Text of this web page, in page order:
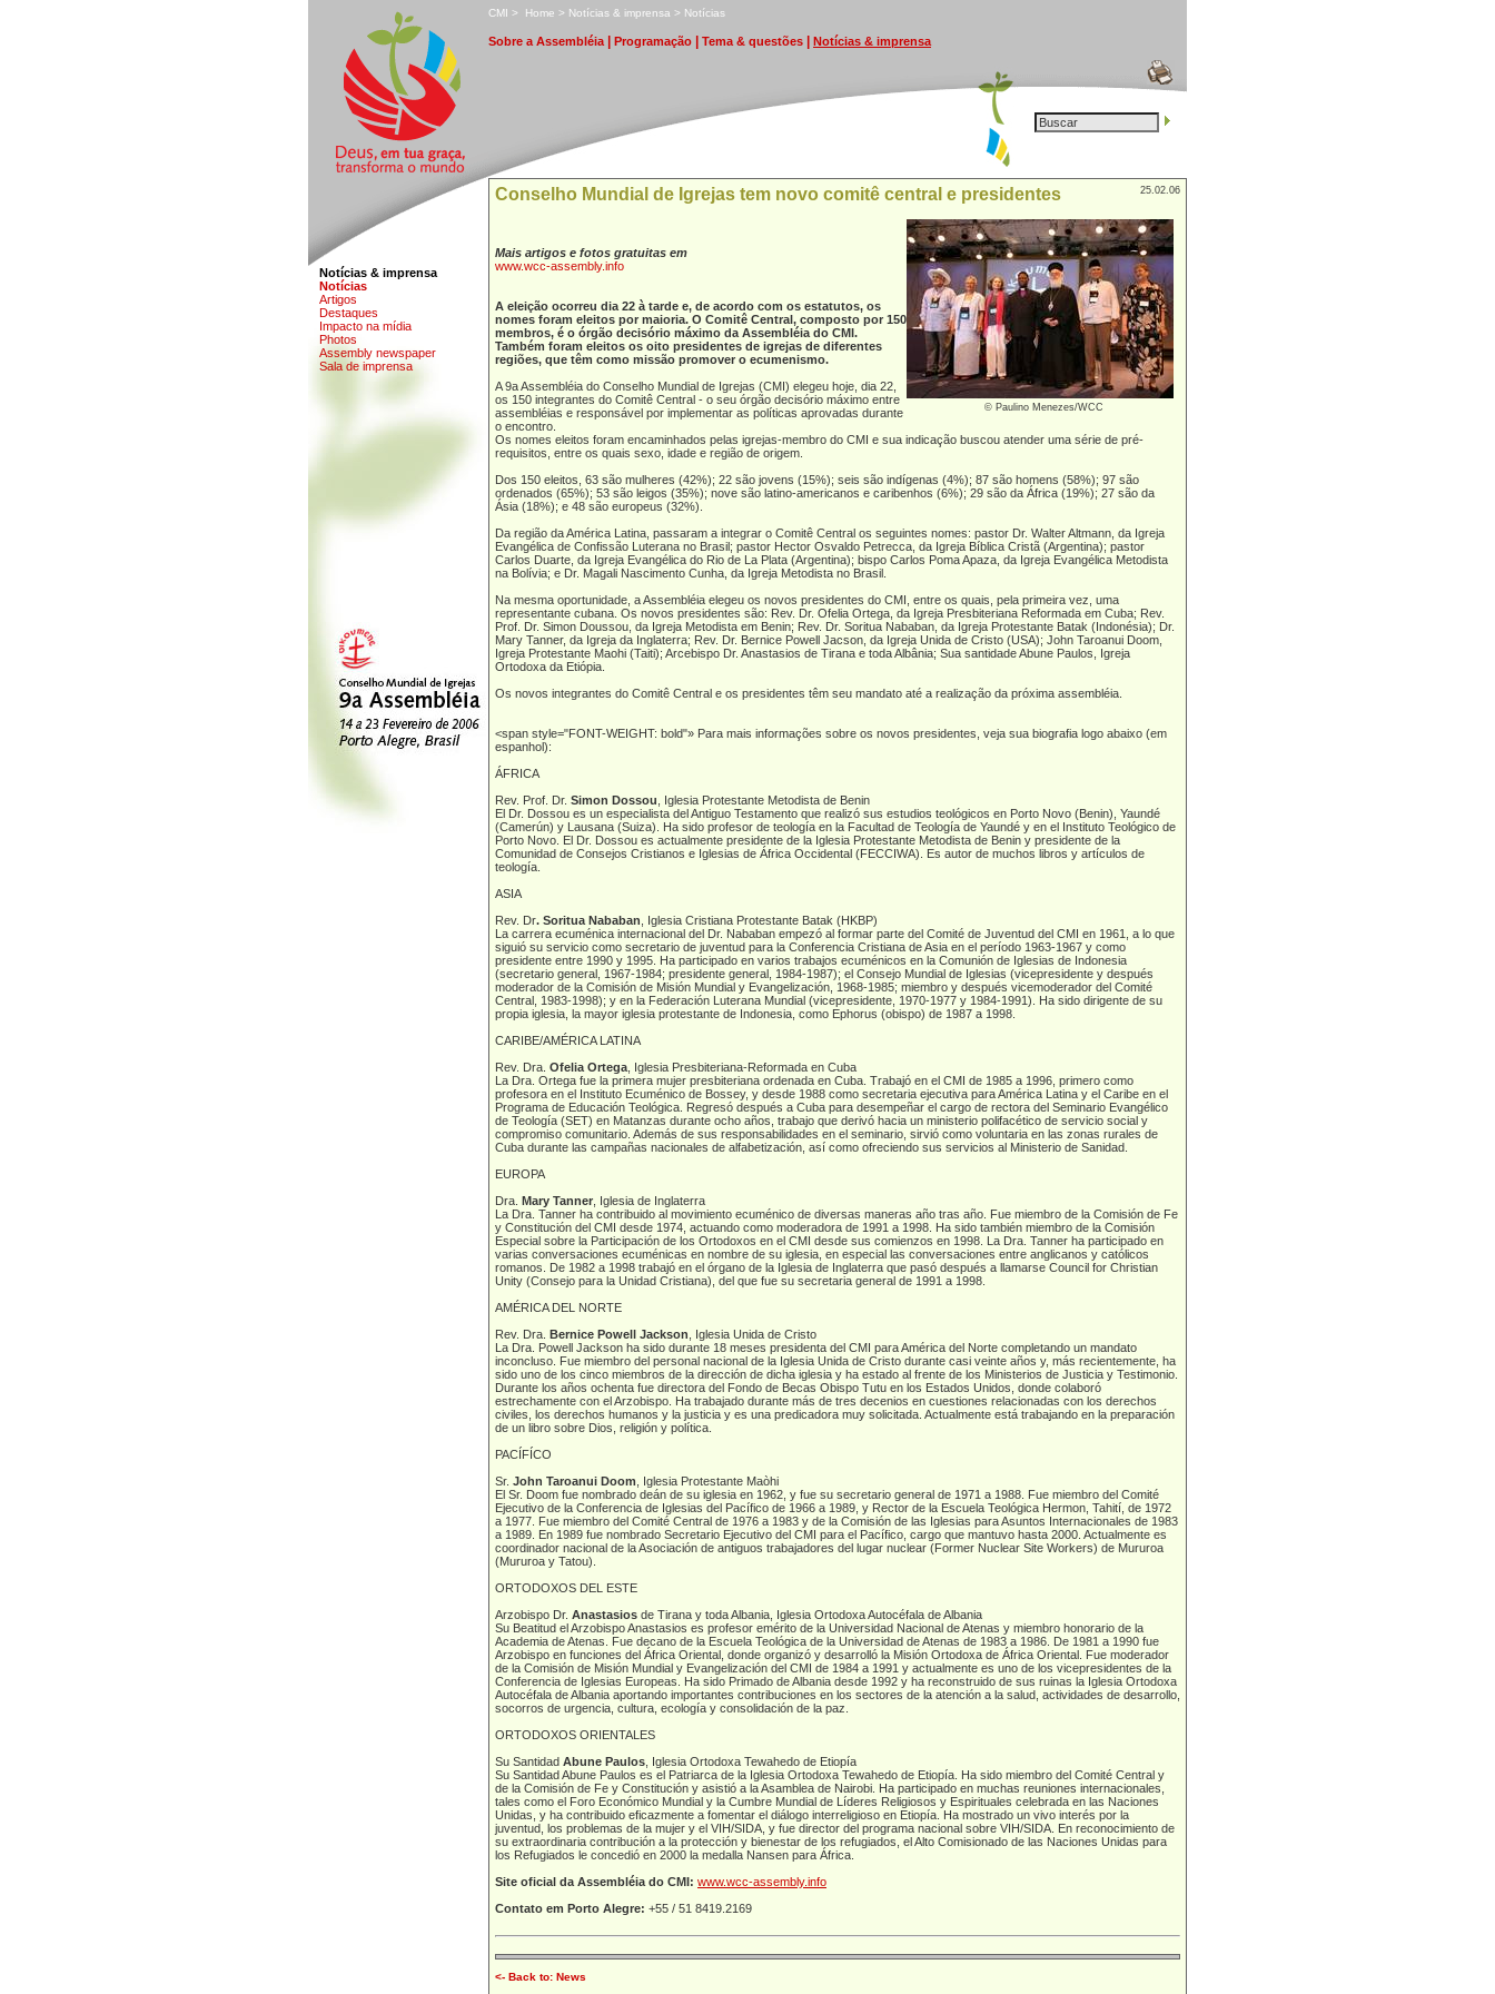
CMI > Home > Notícias & imprensa > Notícias
Sobre a Assembléia| Programação Tema & questões Notícias & imprensa
Notícias & imprensa
Notícias
Artigos
Destaques
Impacto na mídia
Photos
Assembly newspaper
Sala de imprensa
25.02.06
Conselho Mundial de Igrejas tem novo comitê central e presidentes
© Paulino Menezes/WCC
Mais artigos e fotos gratuitas em
www.wcc-assembly.info
A eleição ocorreu dia 22 à tarde e, de acordo com os estatutos, os
nomes foram eleitos por maioria. O Comitê Central, composto por 150
membros, é o órgão decisório máximo da Assembléia do CMI.
Também foram eleitos os oito presidentes de igrejas de diferentes
regiões, que têm como missão promover o ecumenismo.
A 9a Assembléia do Conselho Mundial de Igrejas (CMI) elegeu hoje, dia 22,
os 150 integrantes do Comitê Central - o seu órgão decisório máximo entre
assembléias e responsável por implementar as políticas aprovadas durante
o encontro.
Os nomes eleitos foram encaminhados pelas igrejas-membro do CMI e sua indicação buscou atender uma série de pré-
requisitos, entre os quais sexo, idade e região de origem.
Dos 150 eleitos, 63 são mulheres (42%); 22 são jovens (15%); seis são indígenas (4%); 87 são homens (58%); 97 são
ordenados (65%); 53 são leigos (35%); nove são latino-americanos e caribenhos (6%); 29 são da África (19%); 27 são da
Ásia (18%); e 48 são europeus (32%).
Da região da América Latina, passaram a integrar o Comitê Central os seguintes nomes: pastor Dr. Walter Altmann, da Igreja
Evangélica de Confissão Luterana no Brasil; pastor Hector Osvaldo Petrecca, da Igreja Bíblica Cristã (Argentina); pastor
Carlos Duarte, da Igreja Evangélica do Rio de La Plata (Argentina); bispo Carlos Poma Apaza, da Igreja Evangélica Metodista
na Bolívia; e Dr. Magali Nascimento Cunha, da Igreja Metodista no Brasil.
Na mesma oportunidade, a Assembléia elegeu os novos presidentes do CMI, entre os quais, pela primeira vez, uma
representante cubana. Os novos presidentes são: Rev. Dr. Ofelia Ortega, da Igreja Presbiteriana Reformada em Cuba; Rev.
Prof. Dr. Simon Doussou, da Igreja Metodista em Benin; Rev. Dr. Soritua Nababan, da Igreja Protestante Batak (Indonésia); Dr.
Mary Tanner, da Igreja da Inglaterra; Rev. Dr. Bernice Powell Jacson, da Igreja Unida de Cristo (USA); John Taroanui Doom,
Igreja Protestante Maohi (Taiti); Arcebispo Dr. Anastasios de Tirana e toda Albânia; Sua santidade Abune Paulos, Igreja
Ortodoxa da Etiópia.
Os novos integrantes do Comitê Central e os presidentes têm seu mandato até a realização da próxima assembléia.
<span style="FONT-WEIGHT: bold"» Para mais informações sobre os novos presidentes, veja sua biografia logo abaixo (em
espanhol):
ÁFRICA
Rev. Prof. Dr. Simon Dossou , Iglesia Protestante Metodista de Benin
El Dr. Dossou es un especialista del Antiguo Testamento que realizó sus estudios teológicos en Porto Novo (Benin), Yaundé
(Camerún) y Lausana (Suiza). Ha sido profesor de teología en la Facultad de Teología de Yaundé y en el Instituto Teológico de
Porto Novo. El Dr. Dossou es actualmente presidente de la Iglesia Protestante Metodista de Benin y presidente de la
Comunidad de Consejos Cristianos e Iglesias de África Occidental (FECCIWA). Es autor de muchos libros y artículos de
teología.
ASIA
Rev. Dr. Soritua Nababan , Iglesia Cristiana Protestante Batak (HKBP)
La carrera ecuménica internacional del Dr. Nababan empezó al formar parte del Comité de Juventud del CMI en 1961, a lo que
siguió su servicio como secretario de juventud para la Conferencia Cristiana de Asia en el período 1963-1967 y como
presidente entre 1990 y 1995. Ha participado en varios trabajos ecuménicos en la Comunión de Iglesias de Indonesia
(secretario general, 1967-1984; presidente general, 1984-1987); el Consejo Mundial de Iglesias (vicepresidente y después
moderador de la Comisión de Misión Mundial y Evangelización, 1968-1985; miembro y después vicemoderador del Comité
Central, 1983-1998); y en la Federación Luterana Mundial (vicepresidente, 1970-1977 y 1984-1991). Ha sido dirigente de su
propia iglesia, la mayor iglesia protestante de Indonesia, como Ephorus (obispo) de 1987 a 1998.
CARIBE/AMÉRICA LATINA
Rev. Dra. Ofelia Ortega , Iglesia Presbiteriana-Reformada en Cuba
La Dra. Ortega fue la primera mujer presbiteriana ordenada en Cuba. Trabajó en el CMI de 1985 a 1996, primero como
profesora en el Instituto Ecuménico de Bossey, y desde 1988 como secretaria ejecutiva para América Latina y el Caribe en el
Programa de Educación Teológica. Regresó después a Cuba para desempeñar el cargo de rectora del Seminario Evangélico
de Teología (SET) en Matanzas durante ocho años, trabajo que derivó hacia un ministerio polifacético de servicio social y
compromiso comunitario. Además de sus responsabilidades en el seminario, sirvió como voluntaria en las zonas rurales de
Cuba durante las campañas nacionales de alfabetización, así como ofreciendo sus servicios al Ministerio de Sanidad.
EUROPA
Dra. Mary Tanner , Iglesia de Inglaterra
La Dra. Tanner ha contribuido al movimiento ecuménico de diversas maneras año tras año. Fue miembro de la Comisión de Fe
y Constitución del CMI desde 1974, actuando como moderadora de 1991 a 1998. Ha sido también miembro de la Comisión
Especial sobre la Participación de los Ortodoxos en el CMI desde sus comienzos en 1998. La Dra. Tanner ha participado en
varias conversaciones ecuménicas en nombre de su iglesia, en especial las conversaciones entre anglicanos y católicos
romanos. De 1982 a 1998 trabajó en el órgano de la Iglesia de Inglaterra que pasó después a llamarse Council for Christian
Unity (Consejo para la Unidad Cristiana), del que fue su secretaria general de 1991 a 1998.
AMÉRICA DEL NORTE
Rev. Dra. Bernice Powell Jackson , Iglesia Unida de Cristo
La Dra. Powell Jackson ha sido durante 18 meses presidenta del CMI para América del Norte completando un mandato
inconcluso. Fue miembro del personal nacional de la Iglesia Unida de Cristo durante casi veinte años y, más recientemente, ha
sido uno de los cinco miembros de la dirección de dicha iglesia y ha estado al frente de los Ministerios de Justicia y Testimonio.
Durante los años ochenta fue directora del Fondo de Becas Obispo Tutu en los Estados Unidos, donde colaboró
estrechamente con el Arzobispo. Ha trabajado durante más de tres decenios en cuestiones relacionadas con los derechos
civiles, los derechos humanos y la justicia y es una predicadora muy solicitada. Actualmente está trabajando en la preparación
de un libro sobre Dios, religión y política.
PACÍFÍCO
Sr. John Taroanui Doom , Iglesia Protestante Maòhi
El Sr. Doom fue nombrado deán de su iglesia en 1962, y fue su secretario general de 1971 a 1988. Fue miembro del Comité
Ejecutivo de la Conferencia de Iglesias del Pacífico de 1966 a 1989, y Rector de la Escuela Teológica Hermon, Tahití, de 1972
a 1977. Fue miembro del Comité Central de 1976 a 1983 y de la Comisión de las Iglesias para Asuntos Internacionales de 1983
a 1989. En 1989 fue nombrado Secretario Ejecutivo del CMI para el Pacífico, cargo que mantuvo hasta 2000. Actualmente es
coordinador nacional de la Asociación de antiguos trabajadores del lugar nuclear (Former Nuclear Site Workers) de Mururoa
(Mururoa y Tatou).
ORTODOXOS DEL ESTE
Arzobispo Dr. Anastasios de Tirana y toda Albania, Iglesia Ortodoxa Autocéfala de Albania
Su Beatitud el Arzobispo Anastasios es profesor emérito de la Universidad Nacional de Atenas y miembro honorario de la
Academia de Atenas. Fue decano de la Escuela Teológica de la Universidad de Atenas de 1983 a 1986. De 1981 a 1990 fue
Arzobispo en funciones del África Oriental, donde organizó y desarrolló la Misión Ortodoxa de África Oriental. Fue moderador
de la Comisión de Misión Mundial y Evangelización del CMI de 1984 a 1991 y actualmente es uno de los vicepresidentes de la
Conferencia de Iglesias Europeas. Ha sido Primado de Albania desde 1992 y ha reconstruido de sus ruinas la Iglesia Ortodoxa
Autocéfala de Albania aportando importantes contribuciones en los sectores de la atención a la salud, actividades de desarrollo,
socorros de urgencia, cultura, ecología y consolidación de la paz.
ORTODOXOS ORIENTALES
Su Santidad Abune Paulos , Iglesia Ortodoxa Tewahedo de Etiopía
Su Santidad Abune Paulos es el Patriarca de la Iglesia Ortodoxa Tewahedo de Etiopía. Ha sido miembro del Comité Central y
de la Comisión de Fe y Constitución y asistió a la Asamblea de Nairobi. Ha participado en muchas reuniones internacionales,
tales como el Foro Económico Mundial y la Cumbre Mundial de Líderes Religiosos y Espirituales celebrada en las Naciones
Unidas, y ha contribuido eficazmente a fomentar el diálogo interreligioso en Etiopía. Ha mostrado un vivo interés por la
juventud, los problemas de la mujer y el VIH/SIDA, y fue director del programa nacional sobre VIH/SIDA. En reconocimiento de
su extraordinaria contribución a la protección y bienestar de los refugiados, el Alto Comisionado de las Naciones Unidas para
los Refugiados le concedió en 2000 la medalla Nansen para África.
Site oficial da Assembléia do CMI: www.wcc-assembly.info
Contato em Porto Alegre: +55 / 51 8419.2169
<- Back to: News